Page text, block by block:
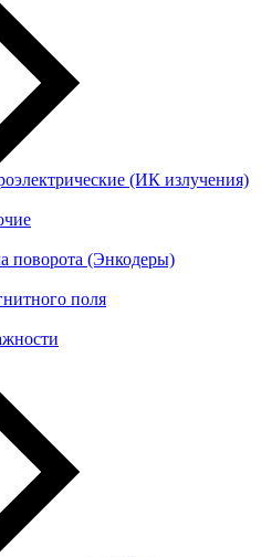
(ИК излучения)
поворота (Энкодеры)
поля